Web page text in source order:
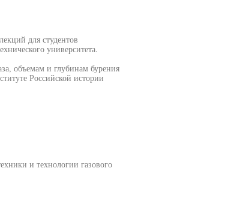
для студентов
университета.
объемам и глубинам бурения
Российской истории
и технологии газового